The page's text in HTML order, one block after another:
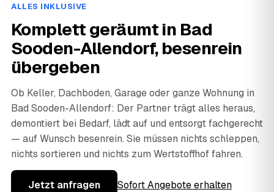
ALLES INKLUSIVE
Komplett geräumt in Bad
Sooden-Allendorf, besenrein
übergeben
Ob Keller, Dachboden, Garage oder ganze Wohnung in
Bad Sooden-Allendorf: Der Partner trägt alles heraus,
demontiert bei Bedarf, lädt auf und entsorgt fachgerecht
— auf Wunsch besenrein. Sie müssen nichts schleppen,
nichts sortieren und nichts zum Wertstoffhof fahren.
Jetzt anfragen Sofort Angebote erhalten